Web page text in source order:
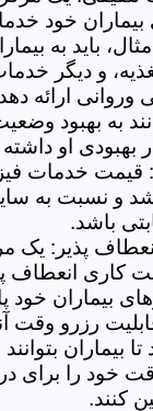
بیماران خود
باید به
و دیگر
ارائه
به بهبود
بهبودی او
خدمات
و نسبت به
باشد.
پذیر: یک
کاری انعطاف
بیماران
رزرو وقت
بیماران
خود را برای
کنند.